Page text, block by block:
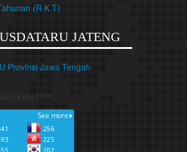
(R K T)
JATENG
Provinsi Jawa Tengah
24 Mei 2015